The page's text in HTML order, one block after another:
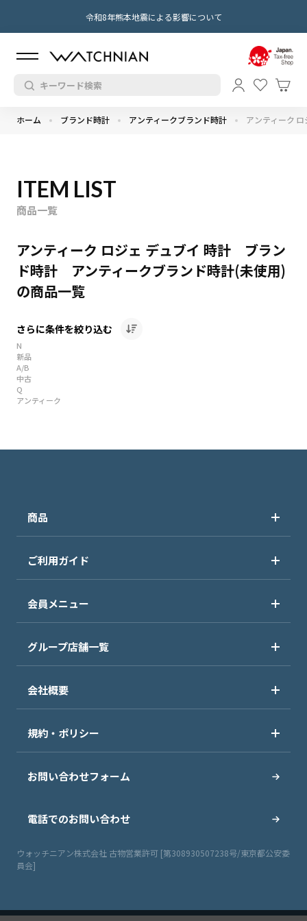
令和8年熊本地震による影響について
ホーム ブランド時計 アンティークブランド時計 アンティーク
ITEM LIST
商品一覧
アンティーク ロジェ デュブイ 時計 ブラン
ド時計 アンティークブランド時計(未使用)
の商品一覧
さらに条件を絞り込む
N
新品
A/B
中古
Q
アンティーク
商品
ご利用ガイド
会員メニュー
グループ店舗一覧
会社概要
規約・ポリシー
お問い合わせフォーム
電話でのお問い合わせ
ウォッチニアン株式会社 古物営業許可 [第308930507238号/東京都公安委
員会]